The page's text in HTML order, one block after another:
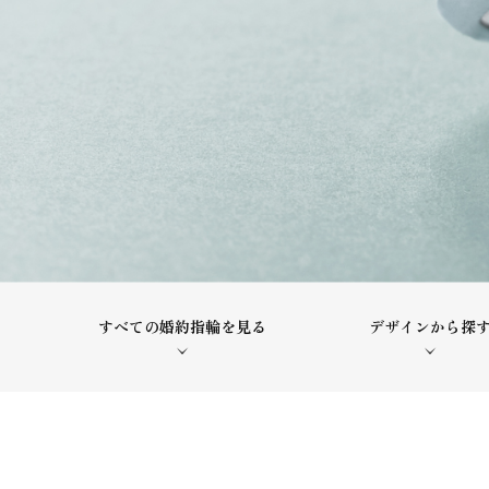
すべての婚約指輪を見る デザインから探